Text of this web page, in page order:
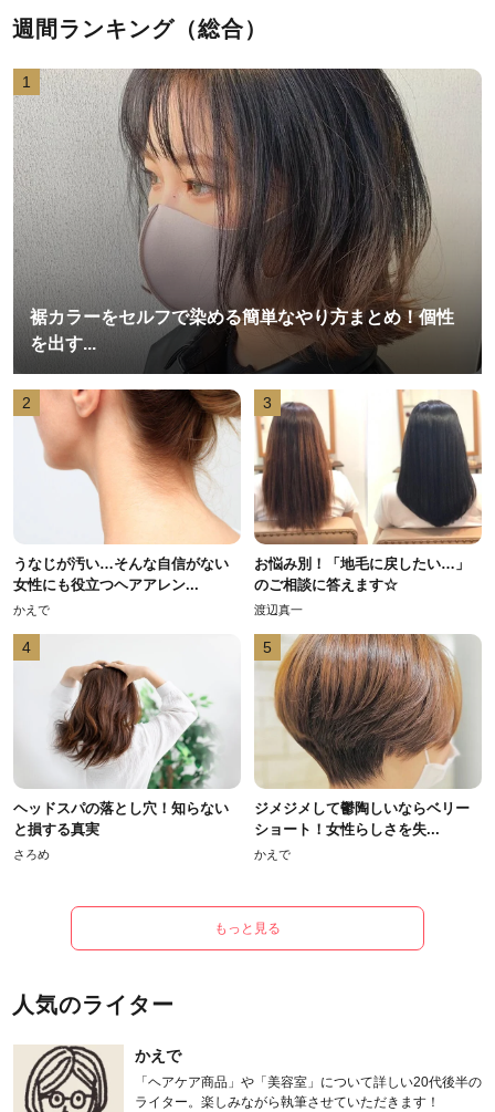
週間ランキング（総合）
1
裾カラーをセルフで染める簡単なやり方まとめ！個性
を出す...
2
うなじが汚い…そんな自信がない
女性にも役立つヘアアレン...
かえで
3
お悩み別！「地毛に戻したい…」
のご相談に答えます☆
渡辺真一
4
ヘッドスパの落とし穴！知らない
と損する真実
さろめ
5
ジメジメして鬱陶しいならベリー
ショート！女性らしさを失...
かえで
もっと見る
人気のライター
かえで
「ヘアケア商品」や「美容室」について詳しい20代後半の
ライター。楽しみながら執筆させていただきます！